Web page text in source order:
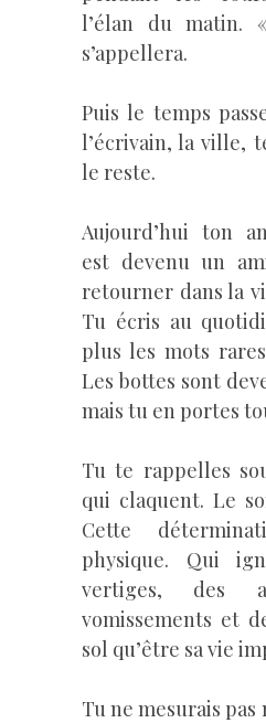
l’élan du matin.
s’appellera.
Puis le temps
l’écrivain, la ville,
le reste.
Aujourd’hui ton
est devenu un
retourner dans la
Tu écris au
plus les mots
Les bottes sont
mais tu en portes
Tu te rappelles
qui claquent. Le
Cette
physique. Qui
vertiges, des
vomissements et
sol qu’être sa vie
Tu ne mesurais